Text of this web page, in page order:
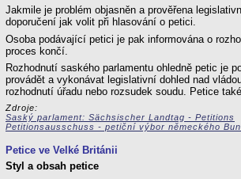
Jakmile je problém objasněn a prověřena
doporučení jak volit při hlasování o petici.
Osoba podávající petici je pak informována o
proces končí.
Rozhodnutí saského parlamentu ohledně petic je
provádět a vykonávat legislativní dohled nad
rozhodnutí úřadu nebo rozsudek soudu. Petice
Zdroje:
Saský parlament: Sächsischer Landtag - Petitions
Petitionsausschuss - petiční výbor německého
Petice ve Velké Británii
Styl a obsah petice